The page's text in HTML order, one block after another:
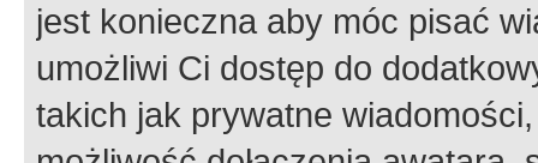
jest konieczna aby móc pisać
umożliwi Ci dostęp do
takich jak prywatne